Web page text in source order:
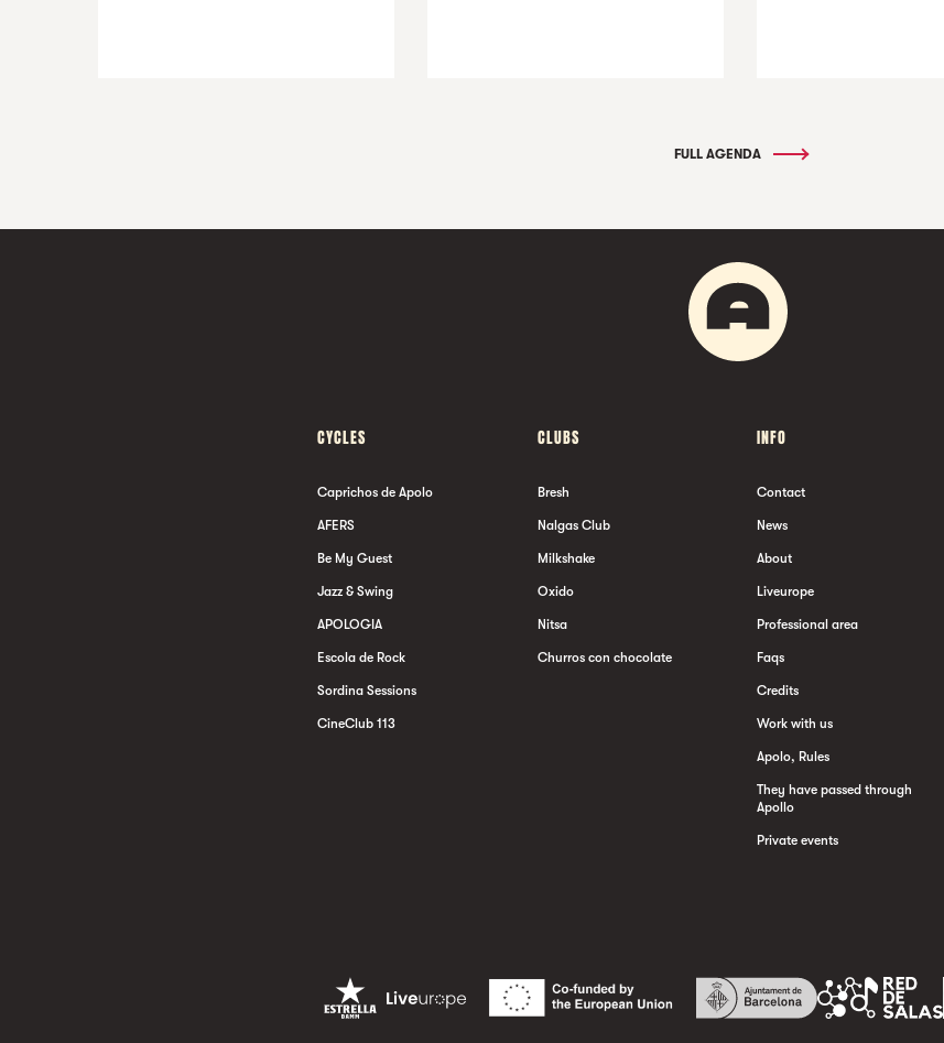
FULL AGENDA
CYCLES
Caprichos de Apolo
AFERS
Be My Guest
Jazz & Swing
APOLOGIA
Escola de Rock
Sordina Sessions
CineClub 113
CLUBS
Bresh
Nalgas Club
Milkshake
Oxido
Nitsa
Churros con chocolate
INFO
Contact
News
About
Liveurope
Professional area
Faqs
Credits
Work with us
Apolo, Rules
They have passed through
Apollo
Private events